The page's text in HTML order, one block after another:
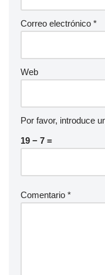
Correo electrónico *
Web
Por favor, introduce
19 − 7 =
Comentario *